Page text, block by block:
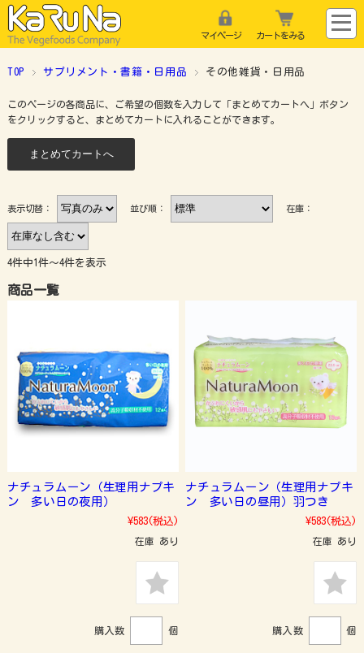
マイページ カートをみる
TOP サプリメント・書籍・日用品 その他雑貨・日用品
このページの各商品に、ご希望の個数を入力して「まとめてカートへ」ボタン
をクリックすると、まとめてカートに入れることができます。
表示切替： 並び順： 在庫：
4件中1件～4件を表示
商品一覧
ナチュラムーン（生理用ナプキ
ン 多い日の夜用）
¥583(税込)
在庫 あり
購入数 個
ナチュラムーン（生理用ナプキ
ン 多い日の昼用）羽つき
¥583(税込)
在庫 あり
購入数 個